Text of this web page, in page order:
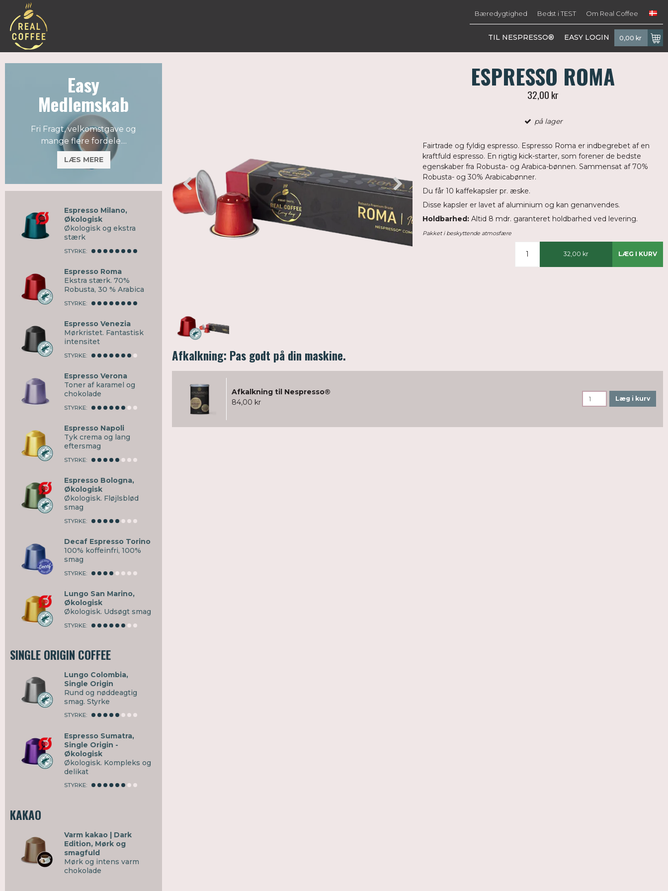
Bæredygtighed Bedst i TEST Om Real Coffee
TIL NESPRESSO® EASY LOGIN 0,00 kr
Easy
Medlemskab
Fri Fragt, velkomstgave og
mange flere fordele....
LÆS MERE
Espresso Milano,
Økologisk
Økologisk og ekstra
stærk
STYRKE:
Espresso Roma
Ekstra stærk. 70%
Robusta, 30 % Arabica
STYRKE:
Espresso Venezia
Mørkristet. Fantastisk
intensitet
STYRKE:
Espresso Verona
Toner af karamel og
chokolade
STYRKE:
Espresso Napoli
Tyk crema og lang
eftersmag
STYRKE:
Espresso Bologna,
Økologisk
Økologisk. Fløjlsblød
smag
STYRKE:
Decaf Espresso Torino
100% koffeinfri, 100%
smag
STYRKE:
Lungo San Marino,
Økologisk
Økologisk. Udsøgt smag
STYRKE:
SINGLE ORIGIN COFFEE
Lungo Colombia,
Single Origin
Rund og nøddeagtig
smag. Styrke
STYRKE:
Espresso Sumatra,
Single Origin -
Økologisk
Økologisk. Kompleks og
delikat
STYRKE:
KAKAO
Varm kakao | Dark
Edition, Mørk og
smagfuld
Mørk og intens varm
chokolade
ESPRESSO ROMA
32,00 kr
på lager
Fairtrade og fyldig espresso. Espresso Roma er indbegrebet af en
kraftfuld espresso. En rigtig kick-starter, som forener de bedste
egenskaber fra Robusta- og Arabica-bønnen. Sammensat af 70%
Robusta- og 30% Arabicabønner.
Du får 10 kaffekapsler pr. æske.
Disse kapsler er lavet af aluminium og kan genanvendes.
Holdbarhed: Altid 8 mdr. garanteret holdbarhed ved levering.
Pakket i beskyttende atmosfære
LÆG I KURV
32,00 kr
Afkalkning: Pas godt på din maskine.
Afkalkning til Nespresso®
84,00 kr
Læg i kurv